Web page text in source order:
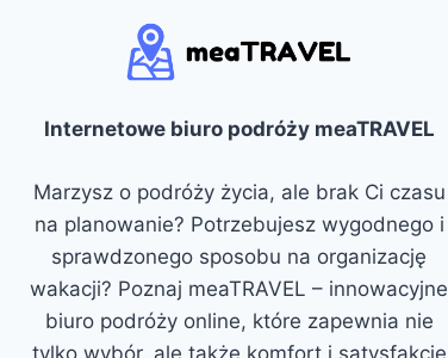
Internetowe biuro podróży meaTRAVEL
Marzysz o podróży życia, ale brak Ci czasu
na planowanie? Potrzebujesz wygodnego i
sprawdzonego sposobu na organizację
wakacji? Poznaj meaTRAVEL – innowacyjne
biuro podróży online, które zapewnia nie
tylko wybór, ale także komfort i satysfakcję